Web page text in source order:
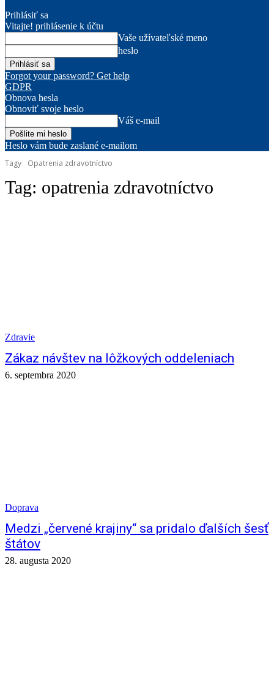
Prihlásiť sa
Vitajte! prihlásenie k účtu
Vaše užívateľské meno
heslo
Forgot your password? Get help
GDPR
Obnova hesla
Obnoviť svoje heslo
Váš e-mail
Heslo vám bude zaslané e-mailom
Tagy
Opatrenia zdravotníctvo
Tag: opatrenia zdravotníctvo
Zdravie
Zákaz návštev na lôžkových oddeleniach
6. septembra 2020
Doprava
Medzi „červené krajiny“ sa pridalo ďalších šesť
štátov
28. augusta 2020